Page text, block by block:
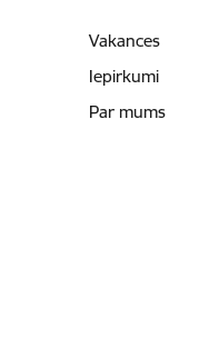
Vakances
Iepirkumi
Par mums